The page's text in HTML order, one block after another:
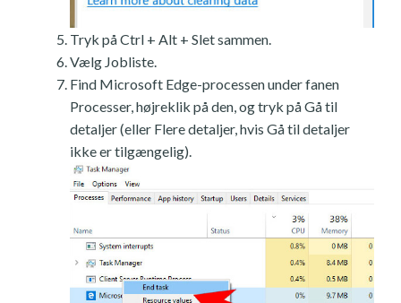
Tryk på Ctrl + Alt + Slet sammen.
Vælg Jobliste.
Find Microsoft Edge-processen under fanen
Processer, højreklik på den, og tryk på Gå til
detaljer (eller Flere detaljer, hvis Gå til detaljer
ikke er tilgængelig).